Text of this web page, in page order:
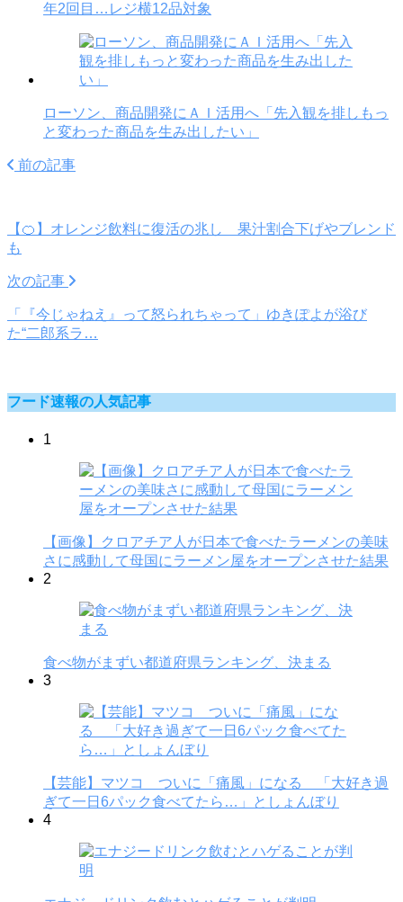
年2回目…レジ横12品対象
ローソン、商品開発にＡＩ活用へ「先入観を排しもっ
と変わった商品を生み出したい」
前の記事
【🍊】オレンジ飲料に復活の兆し 果汁割合下げやブレンド
も
次の記事
「『今じゃねえ』って怒られちゃって」ゆきぽよが浴び
た“二郎系ラ…
フード速報の人気記事
1
【画像】クロアチア人が日本で食べたラーメンの美味
さに感動して母国にラーメン屋をオープンさせた結果
2
食べ物がまずい都道府県ランキング、決まる
3
【芸能】マツコ ついに「痛風」になる 「大好き過
ぎて一日6パック食べてたら…」としょんぼり
4